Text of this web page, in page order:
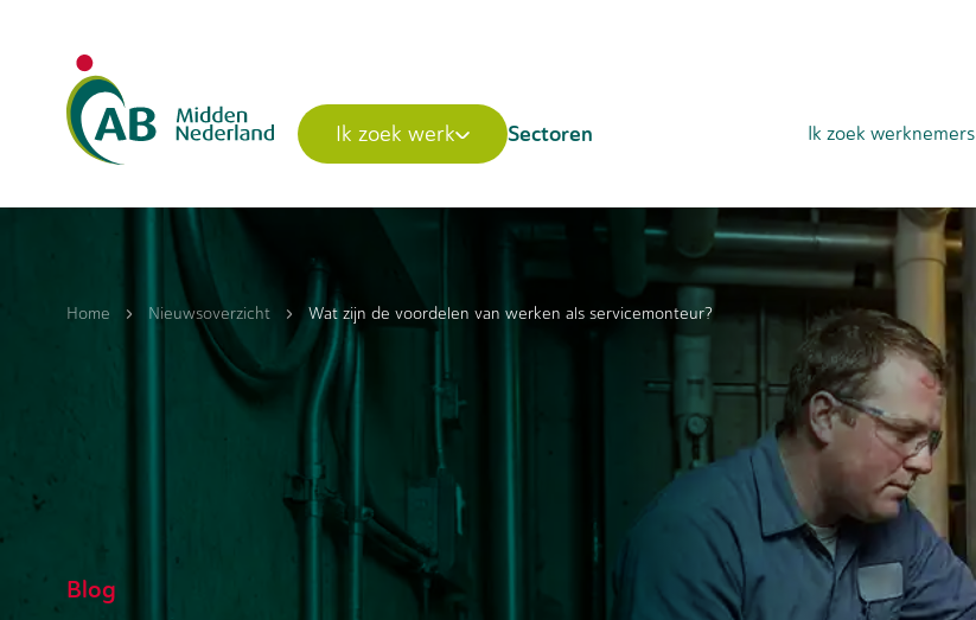
Ik zoek werk Sectoren Ik zoek werknemers
Home Nieuwsoverzicht Wat zijn de voordelen van werken als servicemonteur?
Blog